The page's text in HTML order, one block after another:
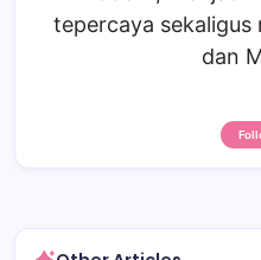
tepercaya sekaligus
dan